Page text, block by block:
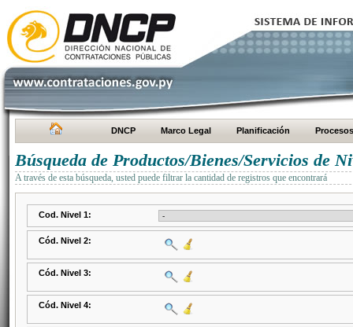
DNCP Marco Legal Planificación Procesos
Búsqueda de Productos/Bienes/Servicios de
A través de esta búsqueda, usted puede filtrar la cantidad de registros que encontrará
Cod. Nivel 1:
Cód. Nivel 2:
Cód. Nivel 3:
Cód. Nivel 4: